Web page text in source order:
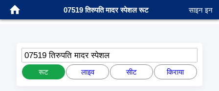
07519 तिरुपति मादर स्पेशल रूट साइन इन
07519 तिरुपति मादर स्पेशल
रूट लाइव सीट किराया